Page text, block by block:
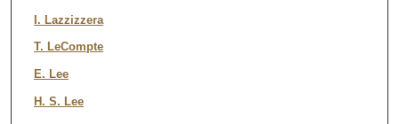
I. Lazzizzera
T. LeCompte
E. Lee
H. S. Lee